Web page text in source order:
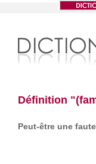
Définition
Peut-être une